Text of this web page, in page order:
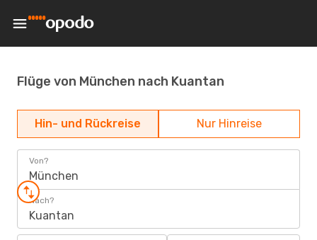
Flüge von München nach Kuantan
Hin- und Rückreise Nur Hinreise
Von?
München
Nach?
Kuantan